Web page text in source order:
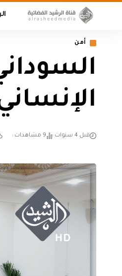
أمن
قبل 4 سنوات 9 مشاهدات